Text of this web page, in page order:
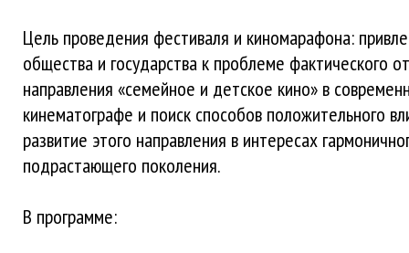
Цель проведения фестиваля и киномарафона:
общества и государства к проблеме фактического
направления «семейное и детское кино» в
кинематографе и поиск способов положительного
развитие этого направления в интересах
подрастающего поколения.
В программе: